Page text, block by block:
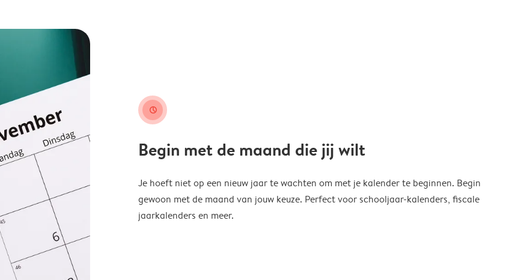
clock
Begin met de maand die jij wilt
Je hoeft niet op een nieuw jaar te wachten om met je kalender te beginnen. Begin
gewoon met de maand van jouw keuze. Perfect voor schooljaar-kalenders, fiscale
jaarkalenders en meer.